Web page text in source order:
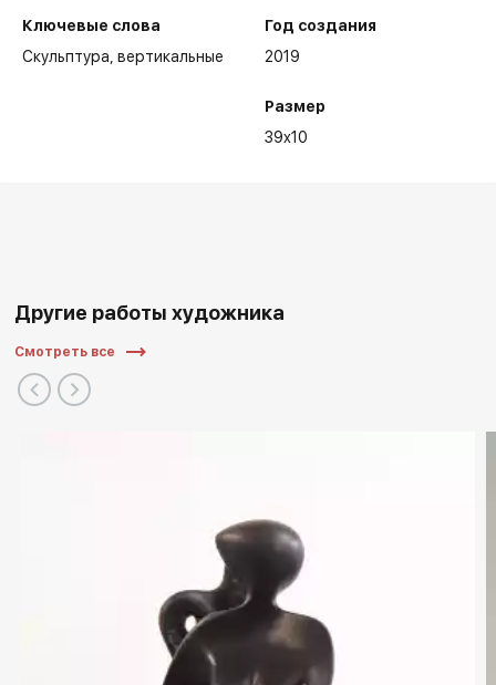
Ключевые слова
Скульптура вертикальные
Год создания
2019
Размер
39x10
Другие работы художника
Смотреть все